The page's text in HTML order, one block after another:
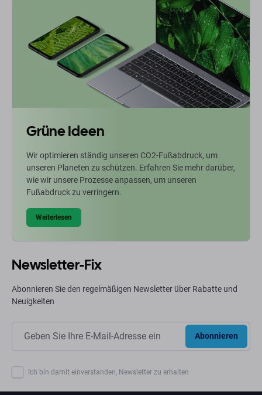
Grüne Ideen
Wir optimieren ständig unseren CO2-Fußabdruck, um
unseren Planeten zu schützen. Erfahren Sie mehr darüber,
wie wir unsere Prozesse anpassen, um unseren
Fußabdruck zu verringern.
Weiterlesen
Newsletter-Fix
Abonnieren Sie den regelmäßigen Newsletter über Rabatte und
Neuigkeiten
Abonnieren
Ich bin damit einverstanden, Newsletter zu erhalten